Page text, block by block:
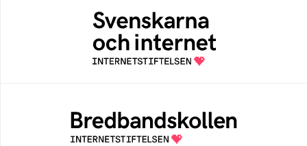
Svenskarna och internet
En årlig studie av svenska folkets
internetvanor
Bredbandskollen är ett oberoende
konsumentverktyg som drivs av
Internetstiftelsen